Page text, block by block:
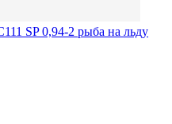
SP 0,94-2 рыба на льду